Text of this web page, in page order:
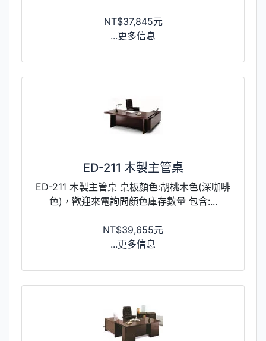
NT$37,845元
...更多信息
ED-211 木製主管桌
ED-211 木製主管桌 桌板顏色:胡桃木色(深咖啡
色)，歡迎來電詢問顏色庫存數量 包含:...
NT$39,655元
...更多信息